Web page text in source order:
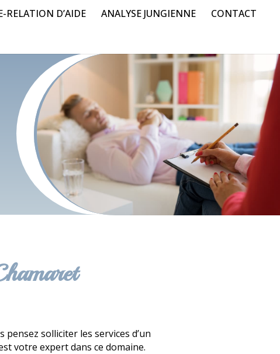
RELATION D’AIDE ANALYSE JUNGIENNE CONTACT
solliciter les services d’un
votre expert dans ce domaine.